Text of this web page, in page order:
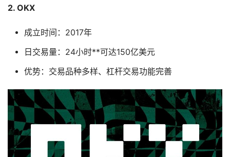
2. OKX
成立时间：2017年
日交易量：24小时**可达150亿美元
优势：交易品种多样、杠杆交易功能完善